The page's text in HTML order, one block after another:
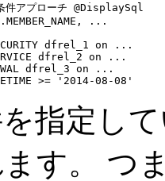
プローチ @DisplaySql
...
dfrel_1 on
...
dfrel_2 on
...
dfrel_3 on
...
>= '2014-08-08'
指定し
ます。 つ